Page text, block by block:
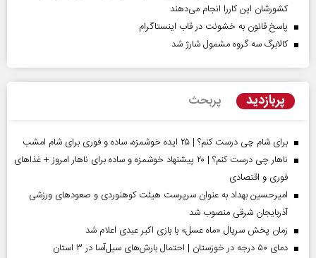
کشورشان این کاررا انجام می‌دهند
پاسخ قانون به خشونت در قاب اینستاگرام
کالابرگ سه گروه مشمول شارژ شد
پربازدید پربحث
برای شام چی درست کنم؟ | ۲۵ ایده خوشمزه، ساده و فوری برای شام امشب
ناهار چی درست کنم؟ | ۲۰ پیشنهاد خوشمزه و ساده برای ناهار امروز + غذاهای
فوری و اقتصادی
امیرحسین بهداد به عنوان سرپرست هیئت کوهنوردی و صعودهای ورزشی
آذربایجان شرقی منصوب شد
زمان پخش سریال «ماه عسل» با بازی اکبر عبدی اعلام شد
دمای ۵۰ درجه در خوزستان | احتمال بارش‌های سیل‌آسا در ۳ استان